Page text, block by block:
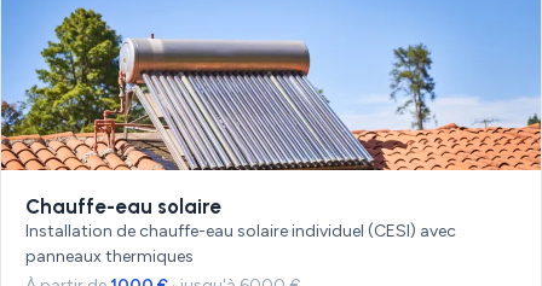
Chauffe-eau solaire
Installation de chauffe-eau solaire individuel (CESI) avec
panneaux thermiques